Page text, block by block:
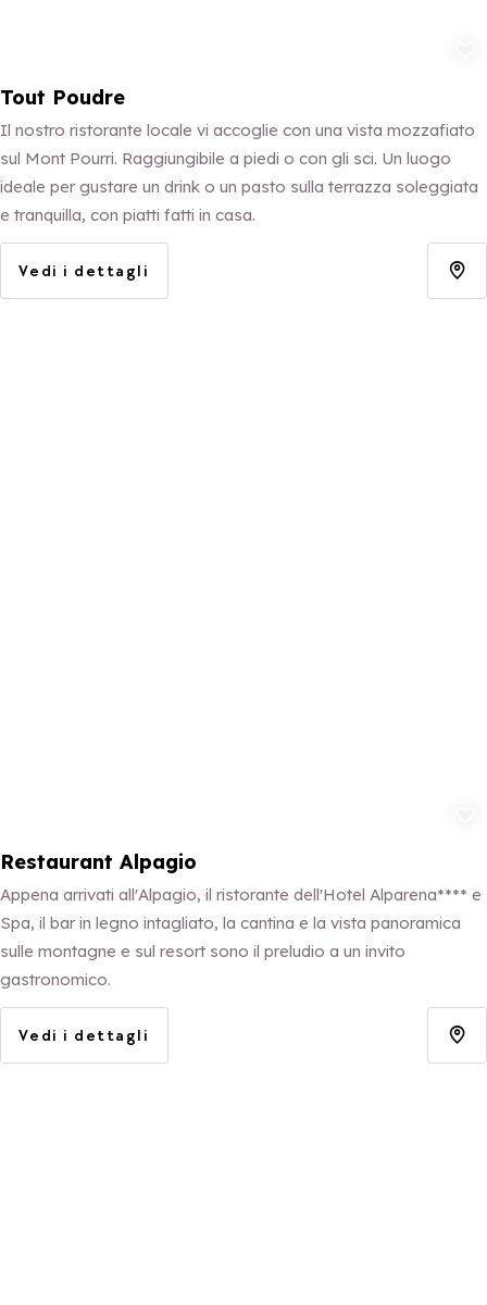
Tout Poudre
Il nostro ristorante locale vi accoglie con una vista mozzafiato
sul Mont Pourri. Raggiungibile a piedi o con gli sci. Un luogo
ideale per gustare un drink o un pasto sulla terrazza soleggiata
e tranquilla, con piatti fatti in casa.
Vedi i dettagli
Restaurant Alpagio
Appena arrivati all'Alpagio, il ristorante dell'Hotel Alparena**** e
Spa, il bar in legno intagliato, la cantina e la vista panoramica
sulle montagne e sul resort sono il preludio a un invito
gastronomico.
Vedi i dettagli